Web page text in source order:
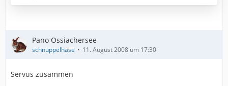
Pano Ossiachersee
schnuppelhase 11. August 2008 um 17:30
Servus zusammen